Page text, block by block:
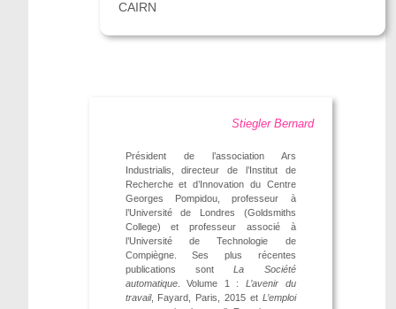
CAIRN
Stiegler Bernard
Président de l’association Ars
Industrialis, directeur de l’Institut de
Recherche et d’Innovation du Centre
Georges Pompidou, professeur à
l’Université de Londres (Goldsmiths
College) et professeur associé à
l’Université de Technologie de
Compiègne. Ses plus récentes
publications sontLa Société
automatique. Volume 1 : L’avenir du
travail, Fayard, Paris, 2015 et L’emploi